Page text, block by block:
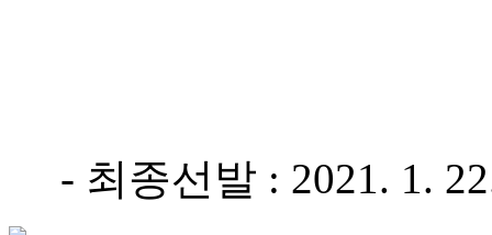
- 최종선발 : 2021. 1.